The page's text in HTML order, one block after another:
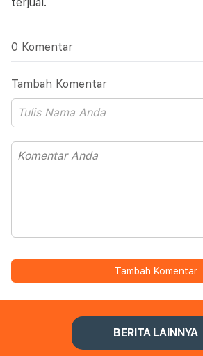
0 Komentar
Tambah Komentar
Tambah Komentar
BERITA LAINNYA